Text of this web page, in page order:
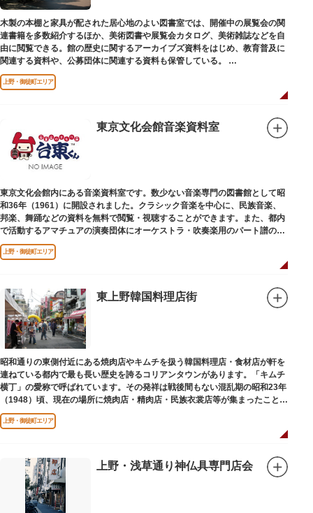
木製の本棚と家具が配された居心地のよい図書室では、開催中の展覧会の関
連書籍を多数紹介するほか、美術図書や展覧会カタログ、美術雑誌などを自
由に閲覧できる。館の歴史に関するアーカイブズ資料をはじめ、教育普及に
関連する資料や、公募団体に関連する資料も保管している。
（画像提供：東京都美術館）
上野・御徒町エリア
東京文化会館音楽資料室
東京文化会館内にある音楽資料室です。数少ない音楽専門の図書館として昭
和36年（1961）に開設されました。クラシック音楽を中心に、民族音楽、
邦楽、舞踊などの資料を無料で閲覧・視聴することができます。また、都内
で活動するアマチュアの演奏団体にオーケストラ・吹奏楽用のパート譜の館
外貸出も行っています。
上野・御徒町エリア
東上野韓国料理店街
昭和通りの東側付近にある焼肉店やキムチを扱う韓国料理店・食材店が軒を
連ねている都内で最も長い歴史を誇るコリアンタウンがあります。「キムチ
横丁」の愛称で呼ばれています。その発祥は戦後間もない混乱期の昭和23年
（1948）頃、現在の場所に焼肉店・精肉店・民族衣裳店等が集まったことに
端を発しています。
上野・御徒町エリア
上野・浅草通り神仏具専門店会